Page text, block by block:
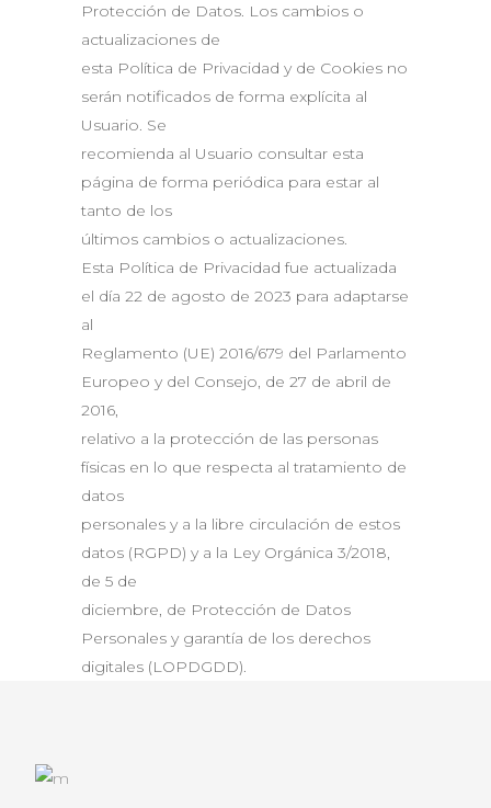
Protección de Datos. Los cambios o
actualizaciones de
esta Política de Privacidad y de Cookies no
serán notificados de forma explícita al
Usuario. Se
recomienda al Usuario consultar esta
página de forma periódica para estar al
tanto de los
últimos cambios o actualizaciones.
Esta Política de Privacidad fue actualizada
el día 22 de agosto de 2023 para adaptarse
al
Reglamento (UE) 2016/679 del Parlamento
Europeo y del Consejo, de 27 de abril de
2016,
relativo a la protección de las personas
físicas en lo que respecta al tratamiento de
datos
personales y a la libre circulación de estos
datos (RGPD) y a la Ley Orgánica 3/2018,
de 5 de
diciembre, de Protección de Datos
Personales y garantía de los derechos
digitales (LOPDGDD).